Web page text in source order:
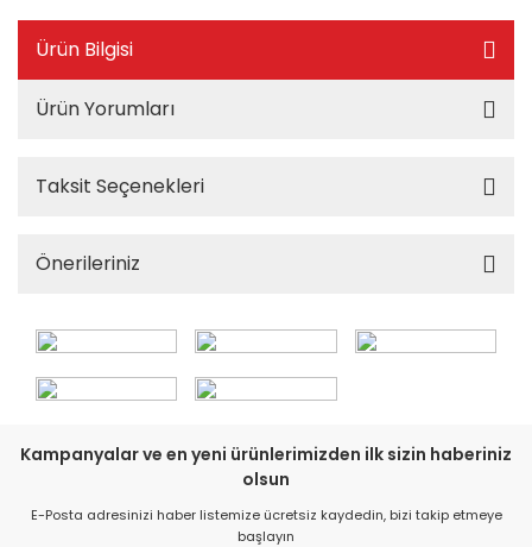
Ürün Bilgisi
Ürün Yorumları
Taksit Seçenekleri
Önerileriniz
Kampanyalar ve en yeni ürünlerimizden ilk sizin haberiniz
olsun
E-Posta adresinizi haber listemize ücretsiz kaydedin, bizi takip etmeye
başlayın